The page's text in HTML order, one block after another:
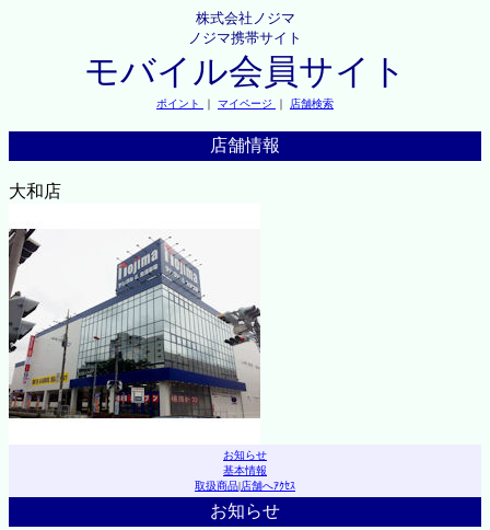
株式会社ノジマ
ノジマ携帯サイト
モバイル会員サイト
ポイント ｜ マイページ ｜ 店舗検索
店舗情報
大和店
お知らせ
基本情報
取扱商品|店舗へｱｸｾｽ
お知らせ